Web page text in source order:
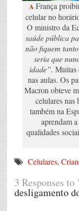
A França
celular no
O ministro da
saúde pública
não fiquem
seria que
idade”. Muitas
nas aulas. Os
Macron obteve
celulares nas
também na
aprendam
qualidades
Celulares,
3 Responses to
desligamento